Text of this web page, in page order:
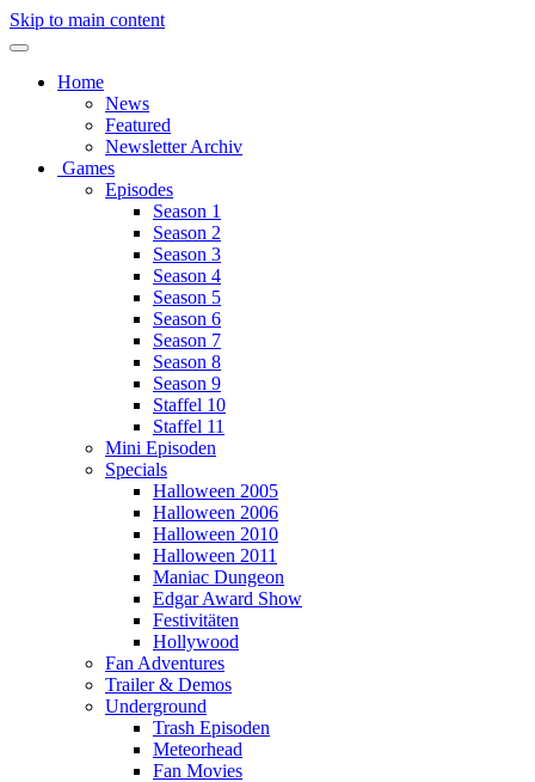
Skip to main content
Home
News
Featured
Newsletter Archiv
Games
Episodes
Season 1
Season 2
Season 3
Season 4
Season 5
Season 6
Season 7
Season 8
Season 9
Staffel 10
Staffel 11
Mini Episoden
Specials
Halloween 2005
Halloween 2006
Halloween 2010
Halloween 2011
Maniac Dungeon
Edgar Award Show
Festivitäten
Hollywood
Fan Adventures
Trailer & Demos
Underground
Trash Episoden
Meteorhead
Fan Movies